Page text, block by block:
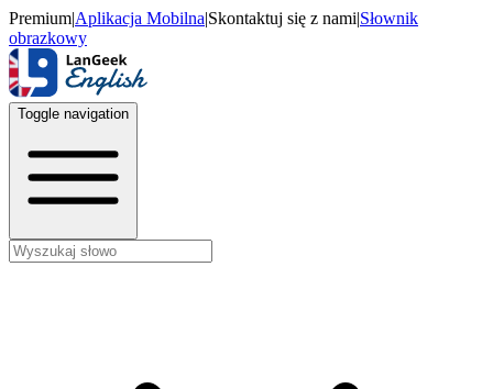
Premium|Aplikacja Mobilna|Skontaktuj się z nami|Słownik
obrazkowy
Toggle navigation